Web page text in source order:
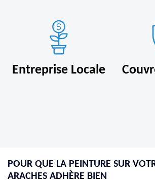
Entreprise Locale
POUR QUE LA PEINTURE SUR
ARACHES ADHÈRE BIEN